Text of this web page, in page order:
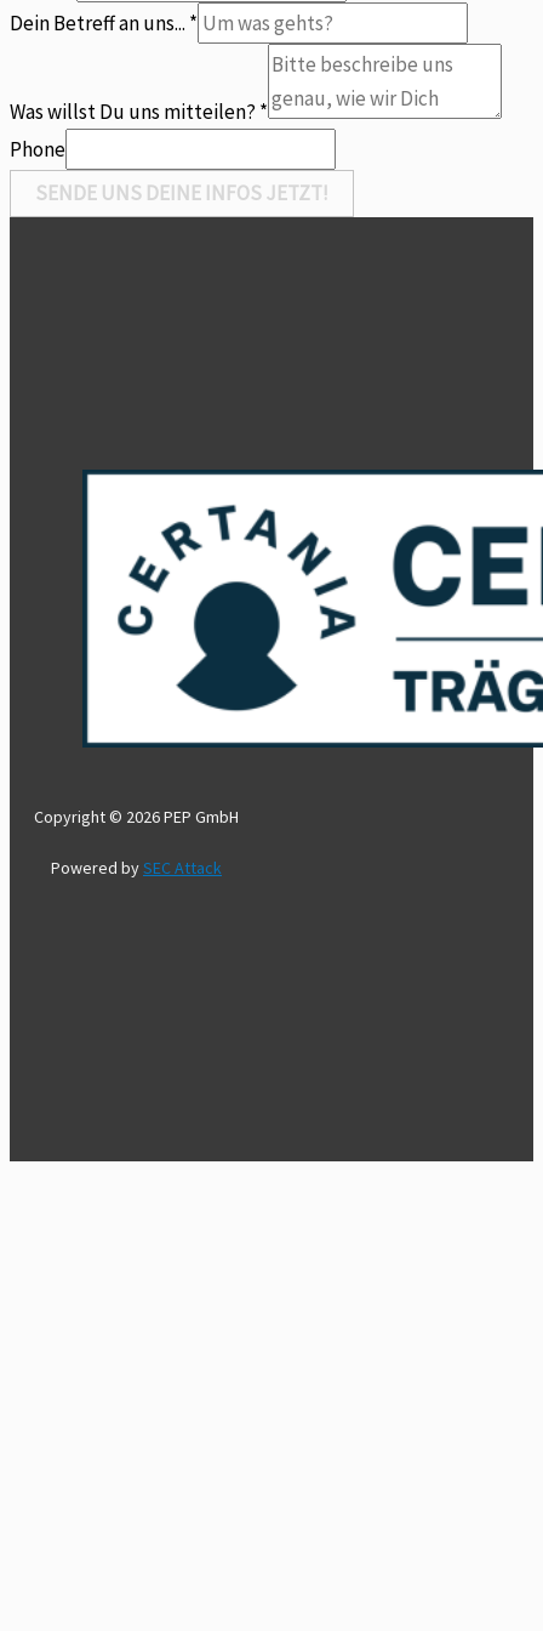
Was
Dein Betreff an uns... *
Was willst Du uns mitteilen? *
Phone
SENDE UNS DEINE INFOS JETZT!
Copyright © 2026 PEP GmbH
Powered bySEC Attack